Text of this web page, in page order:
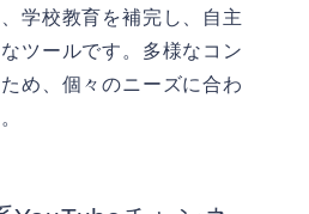
学校教育を補完し、自主
ツールです。多様なコン
め、個々のニーズに合わ